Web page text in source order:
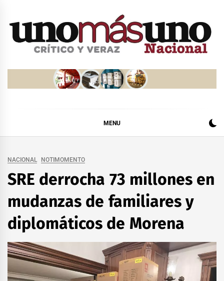
MENU
NACIONAL NOTIMOMENTO
SRE derrocha 73 millones en
mudanzas de familiares y
diplomáticos de Morena